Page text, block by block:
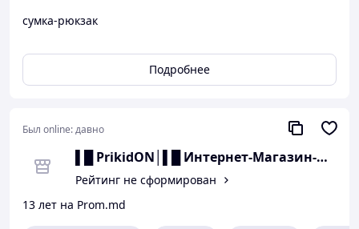
сумка-рюкзак
Подробнее
Был online:давно
▌█ PrikidON│▌█ Интернет-Магазин-
Рейтинг не сформирован
13 лет на Prom.md